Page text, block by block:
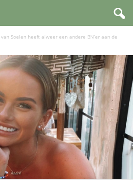
Soelen heeft alweer een andere BN’er aan de